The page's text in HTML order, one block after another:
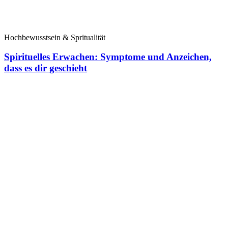
Hochbewusstsein & Spritualität
Spirituelles Erwachen: Symptome und Anzeichen,
dass es dir geschieht